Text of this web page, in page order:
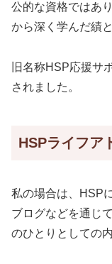
公的な資格ではあ
から深く学んだ績
旧名称HSP応援サ
されました。
HSPライフア
私の場合は、HSP
ブログなどを通じ
のひとりとしての